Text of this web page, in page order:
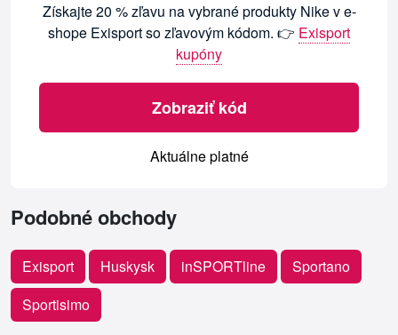
Získajte 20 % zľavu na vybrané produkty Nike v e-
shope Exisport so zľavovým kódom. 👉 Exisport
kupóny
Zobraziť kód
Aktuálne platné
Podobné obchody
Exisport Huskysk inSPORTline
Sportano
Sportisimo